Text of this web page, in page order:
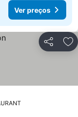
Ver preços
Partilhar